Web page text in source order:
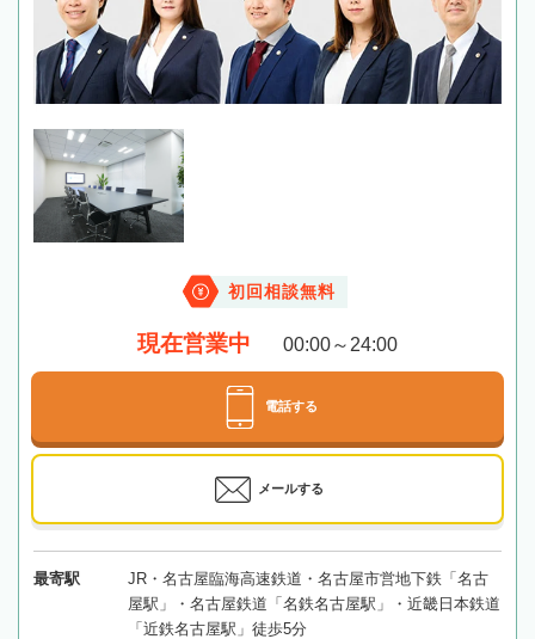
初回相談無料
現在営業中 00:00～24:00
電話する
メールする
最寄駅
JR・名古屋臨海高速鉄道・名古屋市営地下鉄「名古
屋駅」・名古屋鉄道「名鉄名古屋駅」・近畿日本鉄道
「近鉄名古屋駅」徒歩5分